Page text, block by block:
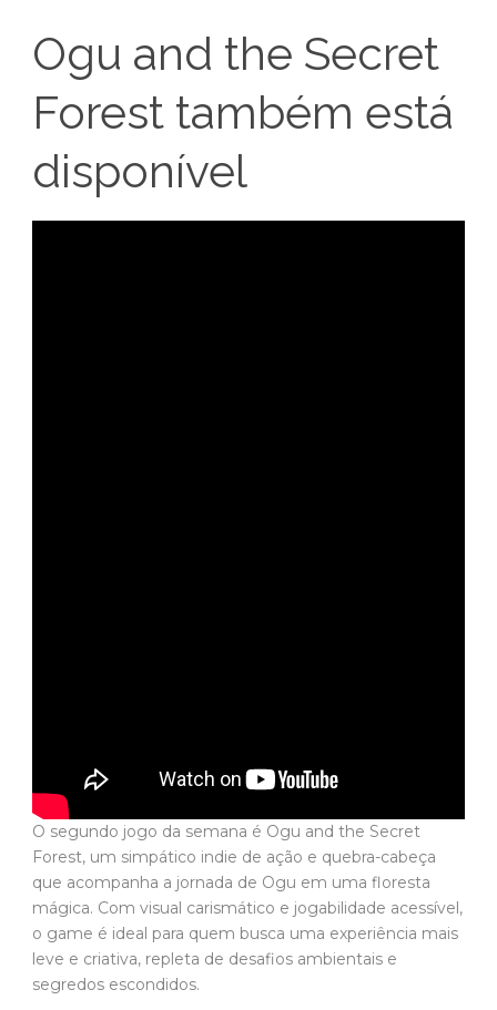
Ogu and the Secret
Forest também está
disponível
O segundo jogo da semana é Ogu and the Secret
Forest, um simpático indie de ação e quebra-cabeça
que acompanha a jornada de Ogu em uma floresta
mágica. Com visual carismático e jogabilidade acessível,
o game é ideal para quem busca uma experiência mais
leve e criativa, repleta de desafios ambientais e
segredos escondidos.